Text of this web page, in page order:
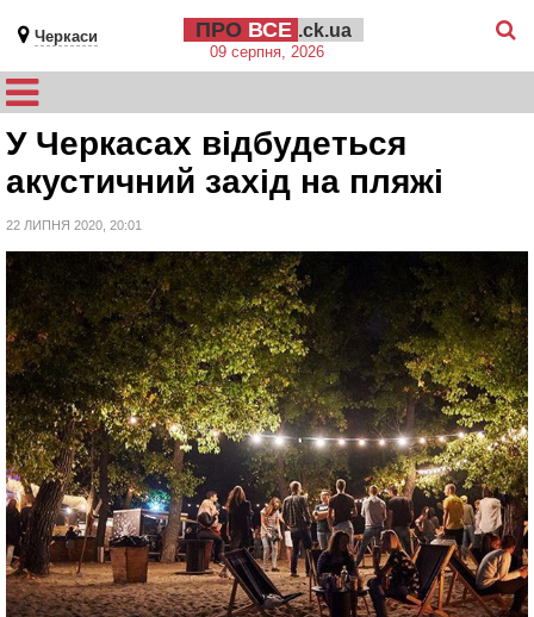
Черкаси ПРО ВСЕ .ck.ua
09 серпня, 2026
У Черкасах відбудеться
акустичний захід на пляжі
22 ЛИПНЯ 2020, 20:01